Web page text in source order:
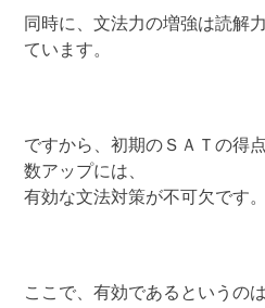
同時に、文法力の増強は読解
ています。
ですから、初期のＳＡＴの得
数アップには、
有効な文法対策が不可欠です。
ここで、有効であるというの